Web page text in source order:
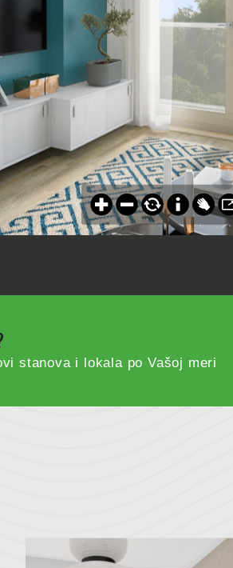
stanova i lokala po Vašoj meri